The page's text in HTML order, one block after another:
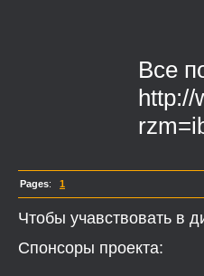
Все
http://
Pages: 1
Чтобы учавствовать в
Спонсоры проекта: